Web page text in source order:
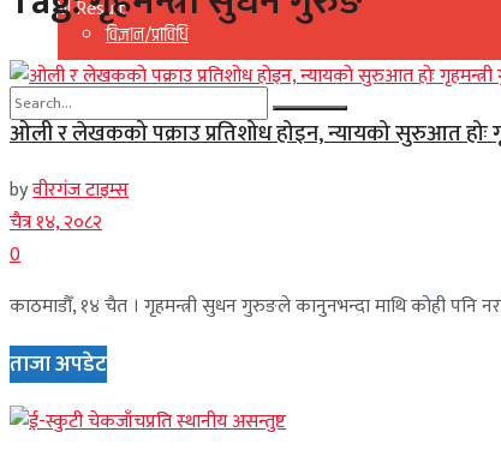
विज्ञान/प्राविधि
No Result
View All Result
View All Result
ओली र लेखकको पक्राउ प्रतिशोध होइन, न्यायको सुरुआत होः
byवीरगंज टाइम्स
चैत्र १४, २०८२
0
काठमाडौँ, १४ चैत । गृहमन्त्री सुधन गुरुङले कानुनभन्दा माथि कोही
ताजा अपडेट